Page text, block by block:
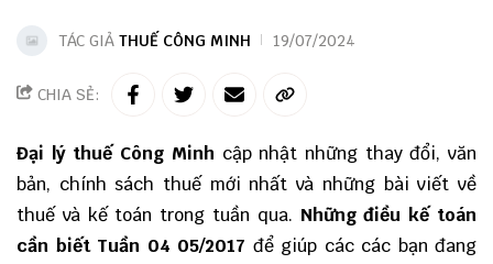
TÁC GIẢ THUẾ CÔNG MINH 19/07/2024
CHIA SẺ:
Đại lý thuế Công Minh cập nhật những thay đổi, văn
bản, chính sách thuế mới nhất và những bài viết về
thuế và kế toán trong tuần qua. Những điều kế toán
cần biết Tuần 04 05/2017 để giúp các các bạn đang